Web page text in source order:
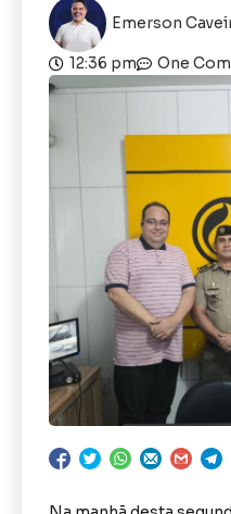
Emerson
12:36 pm One